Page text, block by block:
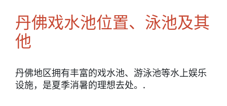
丹佛戏水池位置、泳池及其
他
丹佛地区拥有丰富的戏水池、游泳池等水上娱乐
设施，是夏季消暑的理想去处。.